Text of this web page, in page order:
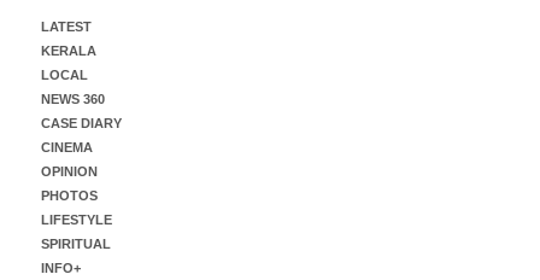
LATEST
KERALA
LOCAL
NEWS 360
CASE DIARY
CINEMA
OPINION
PHOTOS
LIFESTYLE
SPIRITUAL
INFO+